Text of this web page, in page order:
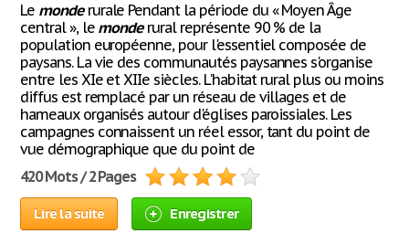
Le monderurale Pendant la période du « Moyen Âge
central », le monderural représente 90 % de la
population européenne, pour l'essentiel composée de
paysans. La vie des communautés paysannes s'organise
entre les XIe et XIIe siècles. L'habitat rural plus ou moins
diffus est remplacé par un réseau de villages et de
hameaux organisés autour d'églises paroissiales. Les
campagnes connaissent un réel essor, tant du point de
vue démographique que du point de
420 Mots / 2 Pages
Lire la suite Enregistrer